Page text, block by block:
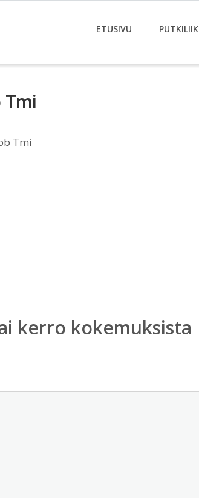
ETUSIVU
Tmi
Tmi
kerro kokemuksista